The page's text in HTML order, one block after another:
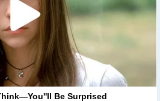
Be Surprised